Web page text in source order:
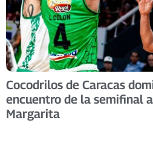
Cocodrilos de Caracas
encuentro de la semifinal
Margarita